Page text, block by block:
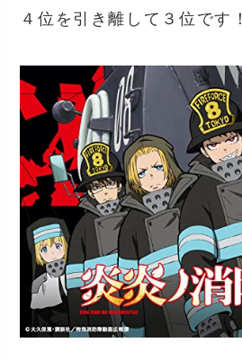
４位を引き離して３位です！